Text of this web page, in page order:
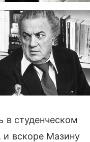
в студенческом
и вскоре Мазину